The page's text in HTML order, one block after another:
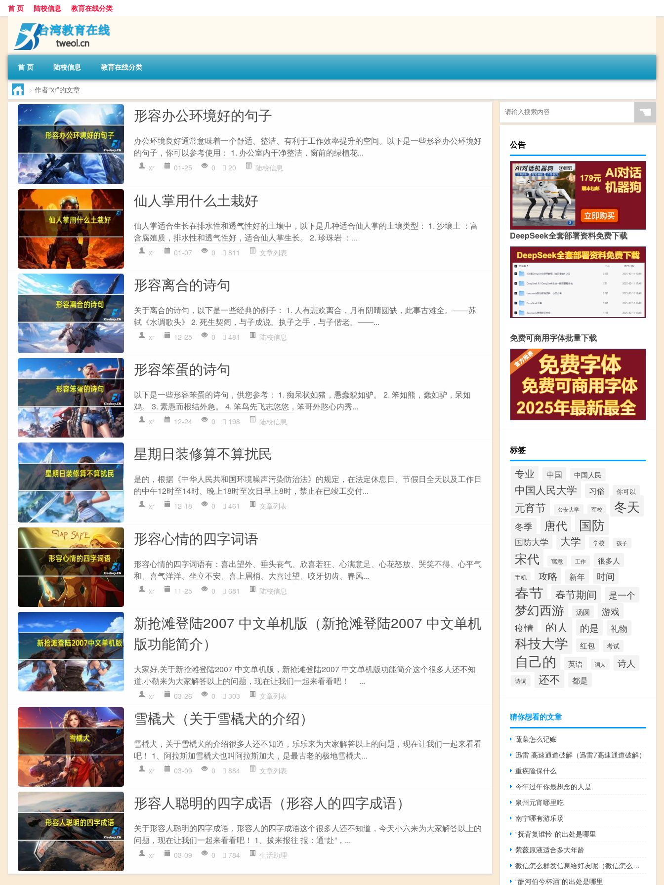
首 页 陆校信息 教育在线分类
首 页 陆校信息 教育在线分类
> 作者“xr”的文章
形容办公环境好的句子
办公环境良好通常意味着一个舒适、整洁、有利于工作效率提升的空间。以下是一些形容办公环境好
的句子，你可以参考使用： 1. 办公室内干净整洁，窗前的绿植花...
xr 01-25 0 20 陆校信息
仙人掌用什么土栽好
仙人掌适合生长在排水性和透气性好的土壤中，以下是几种适合仙人掌的土壤类型： 1. 沙壤土 ：富
含腐殖质，排水性和透气性好，适合仙人掌生长。 2. 珍珠岩 ：...
xr 01-07 0 811 文章列表
形容离合的诗句
关于离合的诗句，以下是一些经典的例子： 1. 人有悲欢离合，月有阴晴圆缺，此事古难全。——苏
轼《水调歌头》 2. 死生契阔，与子成说。执子之手，与子偕老。——...
xr 12-25 0 481 陆校信息
形容笨蛋的诗句
以下是一些形容笨蛋的诗句，供您参考： 1. 痴呆状如猪，愚蠢貌如驴。 2. 笨如熊，蠢如驴，呆如
鸡。 3. 素愚而根结外急。 4. 笨鸟先飞志悠悠，笨哥外憨心内秀...
xr 12-24 0 198 陆校信息
星期日装修算不算扰民
是的，根据《中华人民共和国环境噪声污染防治法》的规定，在法定休息日、节假日全天以及工作日
的中午12时至14时、晚上18时至次日早上8时，禁止在已竣工交付...
xr 12-18 0 461 文章列表
形容心情的四字词语
形容心情的四字词语有：喜出望外、垂头丧气、欣喜若狂、心满意足、心花怒放、哭笑不得、心平气
和、喜气洋洋、坐立不安、喜上眉梢、大喜过望、咬牙切齿、春风...
xr 11-25 0 681 陆校信息
新抢滩登陆2007 中文单机版（新抢滩登陆2007 中文单机
版功能简介）
大家好,关于新抢滩登陆2007 中文单机版，新抢滩登陆2007 中文单机版功能简介这个很多人还不知
道,小勒来为大家解答以上的问题，现在让我们一起来看看吧！ ...
xr 03-26 0 303 文章列表
雪橇犬（关于雪橇犬的介绍）
雪橇犬，关于雪橇犬的介绍很多人还不知道，乐乐来为大家解答以上的问题，现在让我们一起来看看
吧！ 1、阿拉斯加雪橇犬也叫阿拉斯加犬，是最古老的极地雪橇犬...
xr 03-09 0 884 文章列表
形容人聪明的四字成语（形容人的四字成语）
关于形容人聪明的四字成语，形容人的四字成语这个很多人还不知道，今天小六来为大家解答以上的
问题，现在让我们一起来看看吧！ 1、拔来报往 报：通“赴”，...
xr 03-09 0 784 生活助理
☚
公告
DeepSeek全套部署资料免费下载
免费可商用字体批量下载
标签
专业 中国 中国人民
中国人民大学 习俗 你可以
元宵节 公安大学 军校 冬天
冬季 唐代 国防
国防大学 大学 学校 孩子
宋代 寓意 工作 很多人
手机 攻略 新年 时间
春节 春节期间 是一个
梦幻西游 汤圆 游戏
疫情 的人 的是 礼物
科技大学 红包 考试
自己的 英语 词人 诗人
诗词 还不 都是
猜你想看的文章
蔬菜怎么记账
迅雷 高速通道破解（迅雷7高速通道破解）
重疾险保什么
今年过年你最想念的人是
泉州元宵哪里吃
南宁哪有游乐场
“抚背复谁怜”的出处是哪里
紫薇原液适合多大年龄
微信怎么群发信息给好友呢（微信怎么群发信息给好友）
“酬河伯兮杯酒”的出处是哪里